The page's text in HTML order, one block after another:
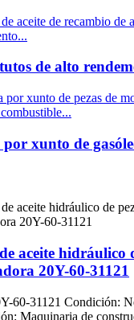
de alto
por xunto de
aceite hidráulico
20Y-60-31121
60-31121 Condición:
Maquinaria de